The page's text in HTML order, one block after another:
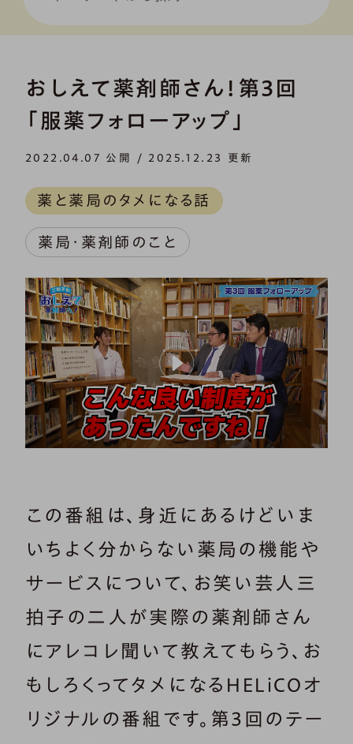
おしえて薬剤師さん！第3回
「服薬フォローアップ」
2022.04.07 公開 / 2025.12.23 更新
薬と薬局のタメになる話
薬局・薬剤師のこと
この番組は、身近にあるけどいま
いちよく分からない薬局の機能や
サービスについて、お笑い芸人三
拍子の二人が実際の薬剤師さん
にアレコレ聞いて教えてもらう、お
もしろくってタメになるHELiCOオ
リジナルの番組です。第3回のテー